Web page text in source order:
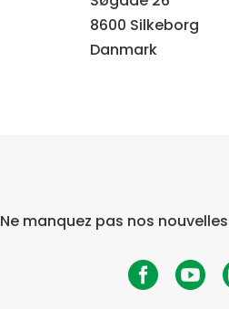
8600 Silkeborg
Danmark
Ne manquez pas nos
 